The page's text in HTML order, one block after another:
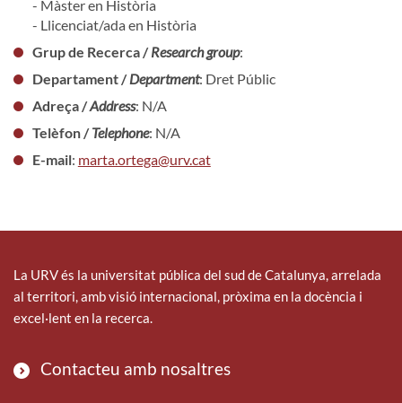
- Màster en Història
- Llicenciat/ada en Història
Grup de Recerca /Research group:
Departament /Department: Dret Públic
Adreça /Address: N/A
Telèfon /Telephone: N/A
E-mail: marta.ortega@urv.cat
La URV és la universitat pública del sud de Catalunya, arrelada
al territori, amb visió internacional, pròxima en la docència i
excel·lent en la recerca.
Contacteu amb nosaltres